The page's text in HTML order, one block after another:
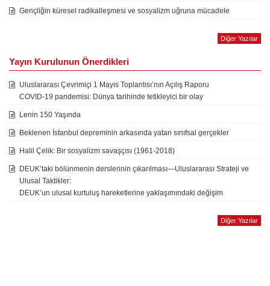
Gençliğin küresel radikalleşmesi ve sosyalizm uğruna mücadele
Diğer Yazılar
Yayın Kurulunun Önerdikleri
Uluslararası Çevrimiçi 1 Mayıs Toplantısı’nın Açılış Raporu
COVID-19 pandemisi: Dünya tarihinde tetikleyici bir olay
Lenin 150 Yaşında
Beklenen İstanbul depreminin arkasında yatan sınıfsal gerçekler
Halil Çelik: Bir sosyalizm savaşçısı (1961-2018)
DEUK’taki bölünmenin derslerinin çıkarılması—Uluslararası Strateji ve
Ulusal Taktikler:
DEUK’un ulusal kurtuluş hareketlerine yaklaşımındaki değişim
Diğer Yazılar